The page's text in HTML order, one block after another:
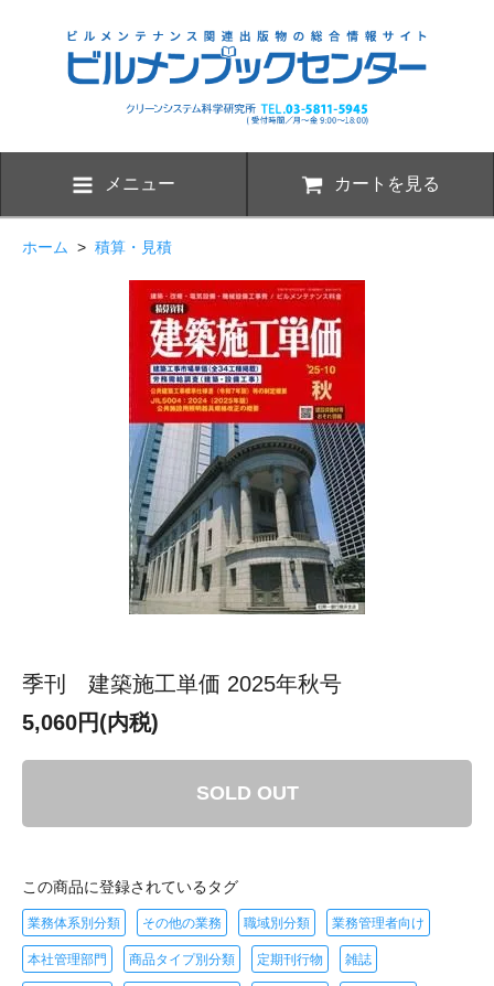
メニュー カートを見る
ホーム > 積算・見積
季刊 建築施工単価 2025年秋号
5,060円(内税)
SOLD OUT
この商品に登録されているタグ
業務体系別分類 その他の業務 職域別分類 業務管理者向け
本社管理部門 商品タイプ別分類 定期刊行物 雑誌